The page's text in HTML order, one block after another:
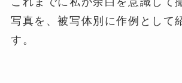
写真を、被写体別に作例として
す。